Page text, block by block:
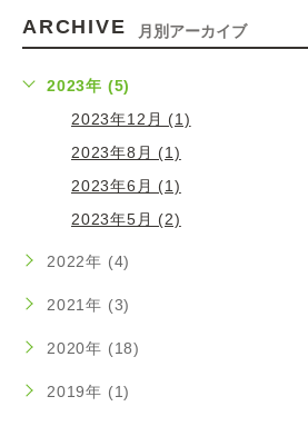
ARCHIVE 月別アーカイブ
2023年 (5)
2023年12月 (1)
2023年8月 (1)
2023年6月 (1)
2023年5月 (2)
2022年 (4)
2021年 (3)
2020年 (18)
2019年 (1)